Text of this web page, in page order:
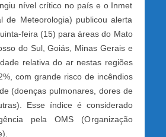
nível crítico no país e o Inmet
de Meteorologia) publicou alerta
feira (15) para áreas do Mato
do Sul, Goiás, Minas Gerais e
relativa do ar nestas regiões
com grande risco de incêndios
(doenças pulmonares, dores de
Esse índice é considerado
pela OMS (Organização